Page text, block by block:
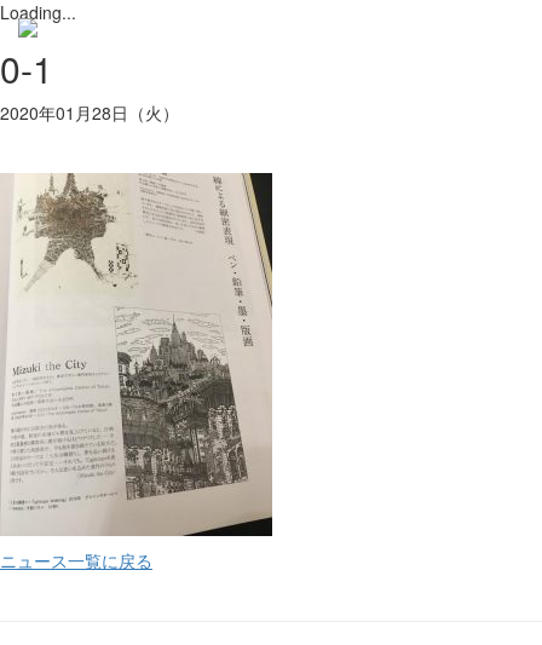
Loading...
0-1
2020年01月28日（火）
ニュース一覧に戻る